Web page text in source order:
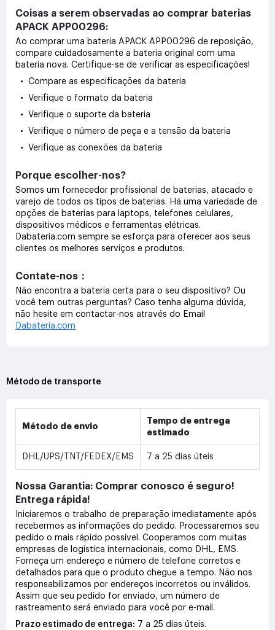
Coisas a serem observadas ao comprar baterias
APACK APP00296:
Ao comprar uma bateria APACK APP00296 de reposição,
compare cuidadosamente a bateria original com uma
bateria nova. Certifique-se de verificar as especificações!
• Compare as especificações da bateria
• Verifique o formato da bateria
• Verifique o suporte da bateria
• Verifique o número de peça e a tensão da bateria
• Verifique as conexões da bateria
Porque escolher-nos?
Somos um fornecedor profissional de baterias, atacado e
varejo de todos os tipos de baterias. Há uma variedade de
opções de baterias para laptops, telefones celulares,
dispositivos médicos e ferramentas elétricas.
Dabateria.com sempre se esforça para oferecer aos seus
clientes os melhores serviços e produtos.
Contate-nos：
Não encontra a bateria certa para o seu dispositivo? Ou
você tem outras perguntas? Caso tenha alguma dúvida,
não hesite em contactar-nos através do Email
Dabateria.com
Método de transporte
Método de envio
Tempo de entrega
estimado
DHL/UPS/TNT/FEDEX/EMS 7 a 25 dias úteis
Nossa Garantia: Comprar conosco é seguro!
Entrega rápida!
Iniciaremos o trabalho de preparação imediatamente após
recebermos as informações do pedido. Processaremos seu
pedido o mais rápido possível. Cooperamos com muitas
empresas de logística internacionais, como DHL, EMS.
Forneça um endereço e número de telefone corretos e
detalhados para que o produto chegue a tempo. Não nos
responsabilizamos por endereços incorretos ou inválidos.
Assim que seu pedido for enviado, um número de
rastreamento será enviado para você por e-mail.
Prazo estimado de entrega: 7 a 25 dias úteis.